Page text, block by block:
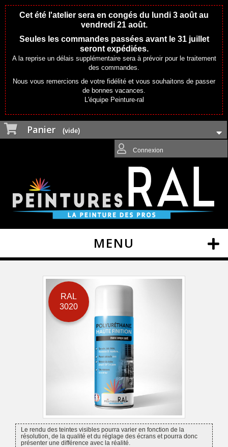
Cet été l'atelier sera en congés du lundi 3 août au
vendredi 21 août.
Seules les commandes passées avant le 31 juillet
seront expédiées.
A la reprise un délais supplémentaire sera à prévoir pour le traitement
des commandes.
Nous vous remercions de votre fidélité et vous souhaitons de passer
de bonnes vacances.
L'équipe Peinture-ral
Panier (vide)
Connexion
MENU
RAL
3020
Le rendu des teintes visibles pourra varier en fonction de la
résolution, de la qualité et du réglage des écrans et pourra donc
présenter une différence avec la réalité.